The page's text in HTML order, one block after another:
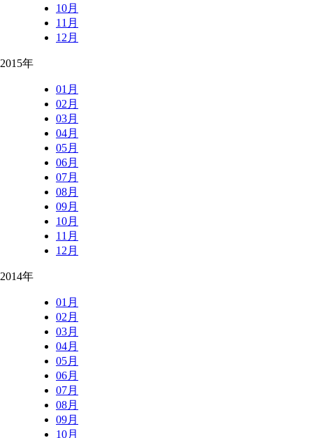
10月
11月
12月
2015年
01月
02月
03月
04月
05月
06月
07月
08月
09月
10月
11月
12月
2014年
01月
02月
03月
04月
05月
06月
07月
08月
09月
10月